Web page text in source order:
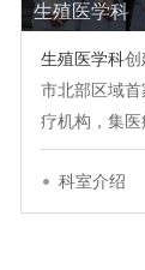
生殖医学科
生殖医学科创
市北部区域
疗机构，集
科室介绍